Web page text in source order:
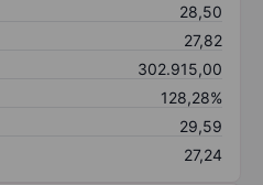
28,50
27,82
302.915,00
128,28%
29,59
27,24